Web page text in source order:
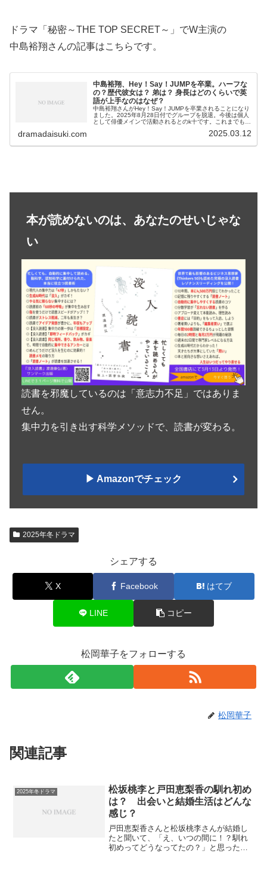
ドラマ「秘密～THE TOP SECRET～」でW主演の
中島裕翔さんの記事はこちらです。
中島裕翔、Hey！Say！JUMPを卒業。ハーフな
の？歴代彼女は？ 弟は？ 身長はどのくらいで英
語が上手なのはなぜ？
中島裕翔さんがHey！Say！JUMPを卒業されることになり
ました。2025年8月28日付でグループを脱退。今後は個人
として俳優メインで活動されるとのk十です。これまでもテ
dramadaisuki.com 2025.03.12
本が読めないのは、あなたのせいじゃな
い
読書を邪魔しているのは「意志力不足」ではありま
せん。
集中力を引き出す科学メソッドで、読書が変わる。
▶︎ Amazonでチェック
2025年冬ドラマ
シェアする
X Facebook はてブ
LINE コピー
松岡華子をフォローする
松岡華子
関連記事
2025年冬ドラマ
松坂桃李と戸田恵梨香の馴れ初め
は？ 出会いと結婚生活はどんな
感じ？
戸田恵梨香さんと松坂桃李さんが結婚し
たと聞いて、「え、いつの間に！？馴れ
初めってどうなってたの？」と思った方